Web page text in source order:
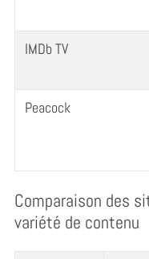
IMDb TV
Peacock
Comparaison des
variété de contenu